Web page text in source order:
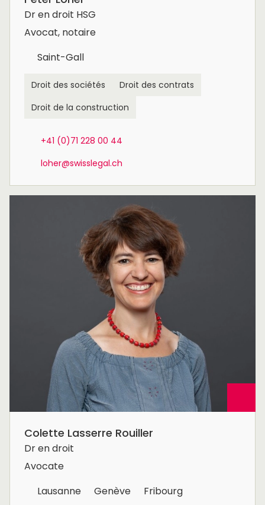
Dr en droit HSG
Avocat, notaire
Saint-Gall
Droit des sociétés
Droit des contrats
Droit de la construction
+41 (0)71 228 00 44
loher@swisslegal.ch
Colette Lasserre Rouiller
Dr en droit
Avocate
Lausanne
Genève Fribourg